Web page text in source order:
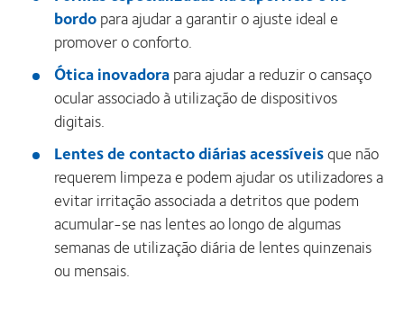
bordopara ajudar a garantir o ajuste ideal e
promover o conforto.
Ótica inovadorapara ajudar a reduzir o cansaço
ocular associado à utilização de dispositivos
digitais.
Lentes de contacto diárias acessíveisque não
requerem limpeza e podem ajudar os utilizadores a
evitar irritação associada a detritos que podem
acumular-se nas lentes ao longo de algumas
semanas de utilização diária de lentes quinzenais
ou mensais.